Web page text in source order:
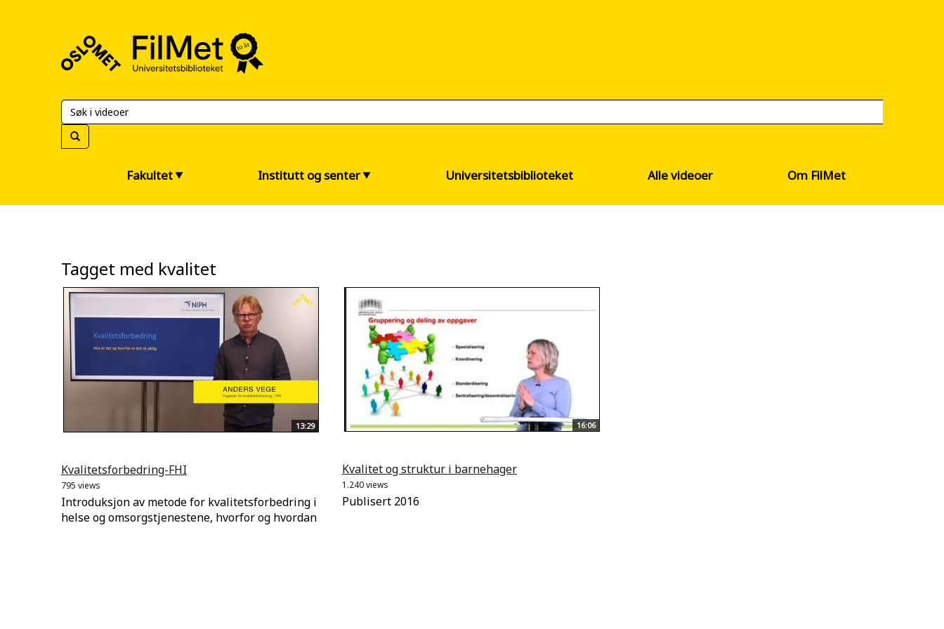
Universitetsbiblioteket
Fakultet Institutt og senter Universitetsbiblioteket Alle videoer Om FilMet
Tagget med kvalitet
13:29
Kvalitetsforbedring-FHI
795 views
Introduksjon av metode for kvalitetsforbedring i
helse og omsorgstjenestene, hvorfor og hvordan
16:06
Kvalitet og struktur i barnehager
1.240 views
Publisert 2016